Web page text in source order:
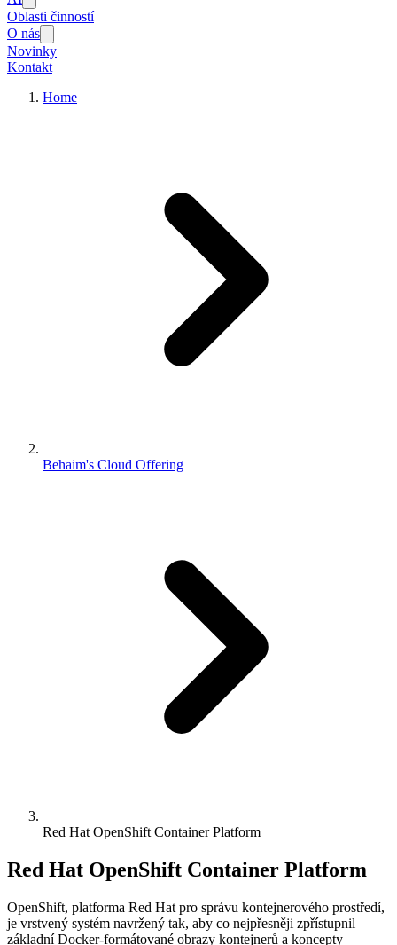
Oblasti činností
O nás
Novinky
Kontakt
Home
Behaim's Cloud Offering
Red Hat OpenShift Container Platform
Red Hat OpenShift Container Platform
OpenShift, platforma Red Hat pro správu kontejnerového prostředí,
je vrstvený systém navržený tak, aby co nejpřesněji zpřístupnil
základní Docker-formátované obrazy kontejnerů a koncepty